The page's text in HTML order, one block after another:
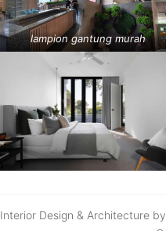
lampion gantung murah
Interior Design & Architecture